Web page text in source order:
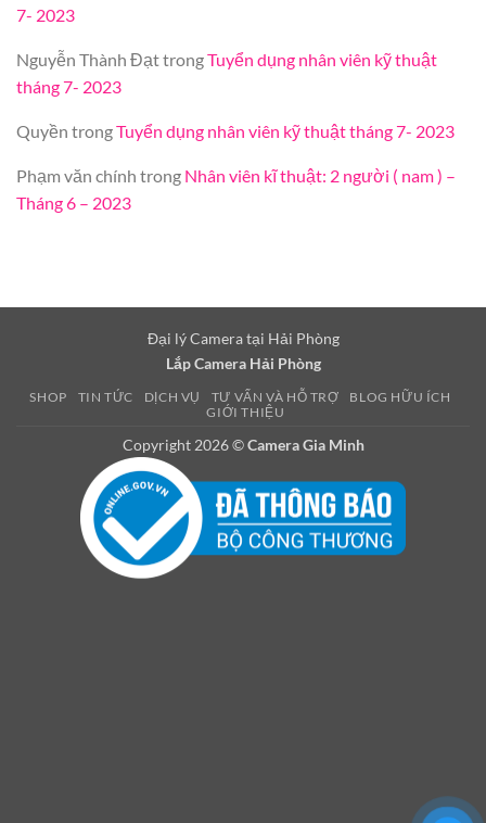
7- 2023
Nguyễn Thành ĐạttrongTuyển dụng nhân viên kỹ thuật
tháng 7- 2023
Quyền trongTuyển dụng nhân viên kỹ thuật tháng 7- 2023
Phạm văn chính trong Nhân viên kĩ thuật: 2 người ( nam ) –
Tháng 6 – 2023
Đại lý Camera tại Hải Phòng
Lắp Camera Hải Phòng
SHOP TIN TỨC DỊCH VỤ TƯ VẤN VÀ HỖ TRỢ
BLOG HỮU ÍCH
GIỚI THIỆU
Copyright 2026 ©Camera Gia Minh